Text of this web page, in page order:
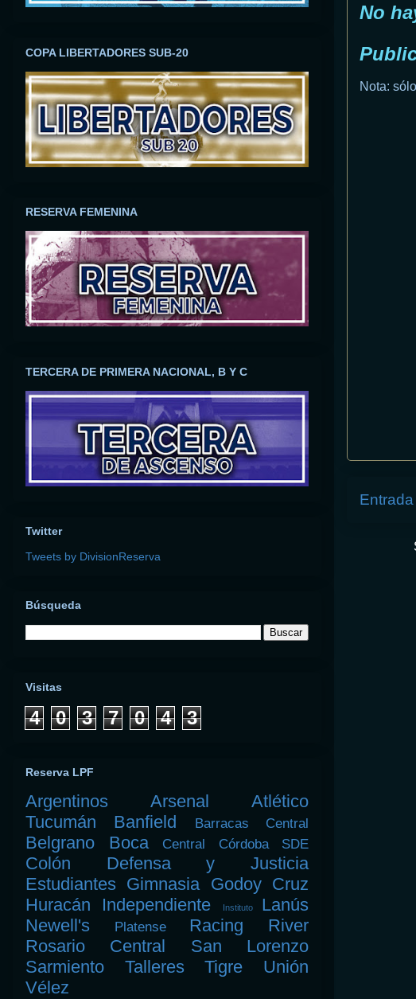
No
Nota:
COPA LIBERTADORES SUB-20
RESERVA FEMENINA
TERCERA DE PRIMERA NACIONAL, B Y C
Twitter
Tweets by DivisionReserva
Búsqueda
Visitas
4 0 3 7 0 4 3
Reserva LPF
Argentinos Arsenal
Atlético
Tucumán
Banfield Barracas Central
Belgrano Boca Central Córdoba SDE
Colón
Defensa y Justicia
Estudiantes Gimnasia Godoy Cruz
Huracán
Independiente Instituto
Lanús
Newell's
Platense Racing
River
Rosario Central
San Lorenzo
Sarmiento
Talleres Tigre
Unión
Vélez